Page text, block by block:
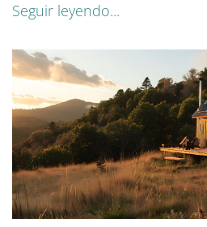
Seguir leyendo...